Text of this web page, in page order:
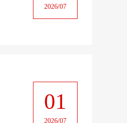
2026/07
01
2026/07